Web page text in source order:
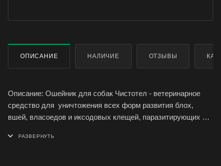
ОПИСАНИЕ НАЛИЧИЕ ОТЗЫВЫ
Описание: Ошейник для собак Чистотел - ветеринарное
средство для уничтожения всех форм развития блох,
вшей, власоедов и иксодовых клещей, паразитирующих на
паразитов на протяжении длительного времени (2-4 месяца